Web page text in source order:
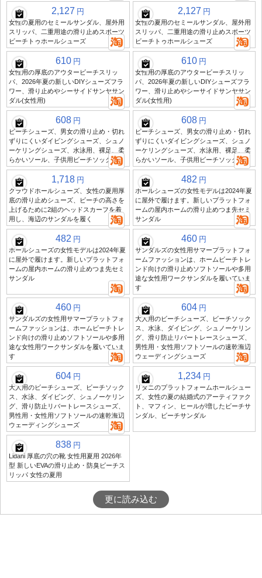
2,127 円
女性の夏用のセミールサンダル、屋外用
スリッパ、二重用途の滑り止めスポーツ
ビーチトゥホールシューズ
2,127 円
女性の夏用のセミールサンダル、屋外用
スリッパ、二重用途の滑り止めスポーツ
ビーチトゥホールシューズ
610 円
女性用の厚底のアウタービーチスリッ
パ、2026年夏の新しいDIYシューズフラ
ワー、滑り止めやシーサイドサンヤサン
ダル(女性用)
610 円
女性用の厚底のアウタービーチスリッ
パ、2026年夏の新しいDIYシューズフラ
ワー、滑り止めやシーサイドサンヤサン
ダル(女性用)
608 円
ビーチシューズ、男女の滑り止め・切れ
ずりにくいダイビングシューズ、シュノ
ーケリングシューズ、水泳用、裸足、柔
らかいソール、子供用ビーチソックス
608 円
ビーチシューズ、男女の滑り止め・切れ
ずりにくいダイビングシューズ、シュノ
ーケリングシューズ、水泳用、裸足、柔
らかいソール、子供用ビーチソックス
1,718 円
クラウドホールシューズ、女性の夏用厚
底の滑り止めシューズ、ビーチの高さを
上げるために2組のヘッドスカーフを着
用し、海辺のサンダルを履く
482 円
ホールシューズの女性モデルは2024年夏
に屋外で履けます。新しいプラットフォ
ームの屋内ホームの滑り止めつま先セミ
サンダル
482 円
ホールシューズの女性モデルは2024年夏
に屋外で履けます。新しいプラットフォ
ームの屋内ホームの滑り止めつま先セミ
サンダル
460 円
サンダルズの女性用サマープラットフォ
ームファッションは、ホームビーチトレ
ンド向けの滑り止めソフトソールや多用
途な女性用ワークサンダルを履いていま
す
460 円
サンダルズの女性用サマープラットフォ
ームファッションは、ホームビーチトレ
ンド向けの滑り止めソフトソールや多用
途な女性用ワークサンダルを履いていま
す
604 円
大人用のビーチシューズ、ビーチソック
ス、水泳、ダイビング、シュノーケリン
グ、滑り防止リバートレースシューズ、
男性用・女性用ソフトソールの速乾海辺
ウェーディングシューズ
604 円
大人用のビーチシューズ、ビーチソック
ス、水泳、ダイビング、シュノーケリン
グ、滑り防止リバートレースシューズ、
男性用・女性用ソフトソールの速乾海辺
ウェーディングシューズ
1,234 円
リダニのプラットフォームホールシュー
ズ、女性の夏の結婚式のアーティファク
ト、マフィン、ヒールが増したビーチサ
ンダル、ビーチサンダル
838 円
Lidani 厚底の穴の靴 女性用夏用 2026年
型 新しいEVAの滑り止め・防臭ビーチス
リッパ 女性の夏用
更に読み込む